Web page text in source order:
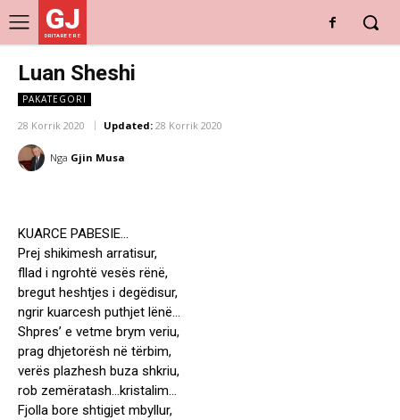
GJ
DRITARE E RE
Luan Sheshi
PAKATEGORI
28 Korrik 2020 Updated: 28 Korrik 2020
Nga Gjin Musa
KUARCE PABESIE…
Prej shikimesh arratisur,
fllad i ngrohtë vesës rënë,
bregut heshtjes i degëdisur,
ngrir kuarcesh puthjet lënë…
Shpres’ e vetme brym veriu,
prag dhjetorësh në tërbim,
verës plazhesh buza shkriu,
rob zemëratash…kristalim…
Fjolla bore shtigjet mbyllur,